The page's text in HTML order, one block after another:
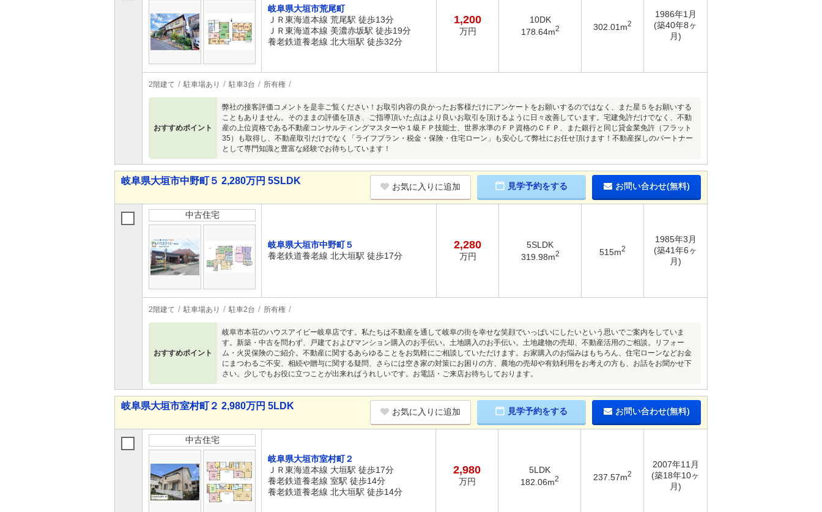
岐阜県大垣市荒尾町
ＪＲ東海道本線 荒尾駅 徒歩13分
ＪＲ東海道本線 美濃赤坂駅 徒歩19分
養老鉄道養老線 北大垣駅 徒歩32分
1,200
万円
10DK
178.64m2 302.01m2
1986年1月
(築40年8ヶ
月)
2階建て 駐車場あり 駐車3台 所有権
おすすめポイント
弊社の接客評価コメントを是非ご覧ください！お取引内容の良かったお客様だけにアンケートをお願いするのではなく、また星５をお願いする
こともありません。そのままの評価を頂き、ご指導頂いた点はより良いお取引を頂けるように日々改善しています。宅建免許だけでなく、不動
産の上位資格である不動産コンサルティングマスターや１級ＦＰ技能士、世界水準のＦＰ資格のＣＦＰ、また銀行と同じ貸金業免許（フラット
35）も取得し、不動産取引だけでなく「ライフプラン・税金・保険・住宅ローン」も安心して弊社にお任せ頂けます！不動産探しのパートナー
として専門知識と豊富な経験でお待ちしています！
岐阜県大垣市中野町５ 2,280万円 5SLDK
お気に入りに追加 見学予約をする お問い合わせ(無料)
中古住宅
岐阜県大垣市中野町５
養老鉄道養老線 北大垣駅 徒歩17分
2,280
万円
5SLDK
319.98m2 515m2
1985年3月
(築41年6ヶ
月)
2階建て 駐車場あり 駐車2台 所有権
おすすめポイント
岐阜市本荘のハウスアイビー岐阜店です。私たちは不動産を通して岐阜の街を幸せな笑顔でいっぱいにしたいという思いでご案内をしていま
す。新築・中古を問わず、戸建ておよびマンション購入のお手伝い。土地購入のお手伝い。土地建物の売却、不動産活用のご相談。リフォー
ム・火災保険のご紹介。不動産に関するあらゆることをお気軽にご相談していただけます。お家購入のお悩みはもちろん、住宅ローンなどお金
にまつわるご不安、相続や贈与に関する疑問、さらには空き家の対策にお困りの方、農地の売却や有効利用をお考えの方も、お話をお聞かせ下
さい。少しでもお役に立つことが出来ればうれしいです。お電話・ご来店お待ちしております。
岐阜県大垣市室村町２ 2,980万円 5LDK
お気に入りに追加 見学予約をする お問い合わせ(無料)
中古住宅
岐阜県大垣市室村町２
ＪＲ東海道本線 大垣駅 徒歩17分
養老鉄道養老線 室駅 徒歩14分
養老鉄道養老線 北大垣駅 徒歩14分
2,980
万円
5LDK
182.06m2 237.57m2
2007年11月
(築18年10ヶ
月)